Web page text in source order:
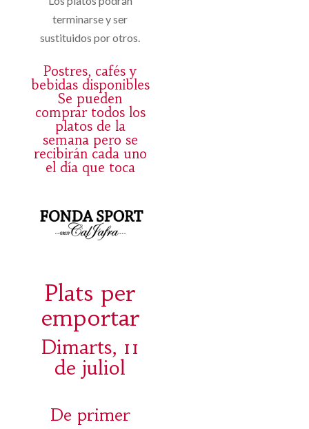
terminarse y ser
sustituidos por otros.
Postres, cafés y
bebidas disponibles
Se pueden
comprar todos los
platos de la
semana pero se
recibirán cada uno
el día que toca
Plats per
emportar
Dimarts, 11
de juliol
De primer